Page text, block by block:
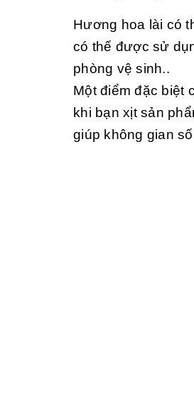
Hương hoa lài có
có thế được sử
phòng vệ sinh..
Một điểm đặc biệt
khi bạn xịt sản
giúp không gian